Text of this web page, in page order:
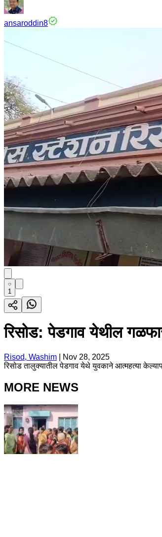
ansaroddin8
1
रिसोड: पेडगाव येथील
Risod, Washim
Nov 28, 2025
रिसोड तालुक्यातील पेडगाव येथे युवकाने आत्महत्या
MORE NEWS